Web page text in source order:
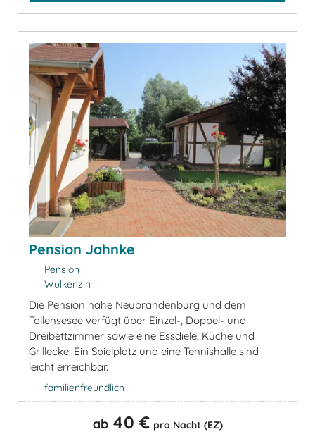
Pension Jahnke
Pension
Wulkenzin
Die Pension nahe Neubrandenburg und dem
Tollensesee verfügt über Einzel-, Doppel- und
Dreibettzimmer sowie eine Essdiele, Küche und
Grillecke. Ein Spielplatz und eine Tennishalle sind
leicht erreichbar.
familienfreundlich
ab 40 € pro Nacht (EZ)